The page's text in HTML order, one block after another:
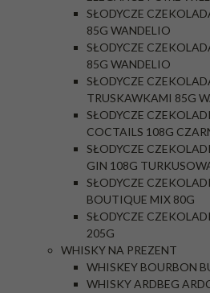
SŁODYCZE
85G WANDELIO
SŁODYCZE
85G WANDELIO
SŁODYCZE
TRUSKAWKAMI 85G
SŁODYCZE
COCTAILS 108G
SŁODYCZE
GIN 108G
SŁODYCZE
BOUTIQUE MIX 80G
SŁODYCZE
205G
WHISKY NA PREZENT
WHISKEY BOURBON
WHISKY ARDBEG